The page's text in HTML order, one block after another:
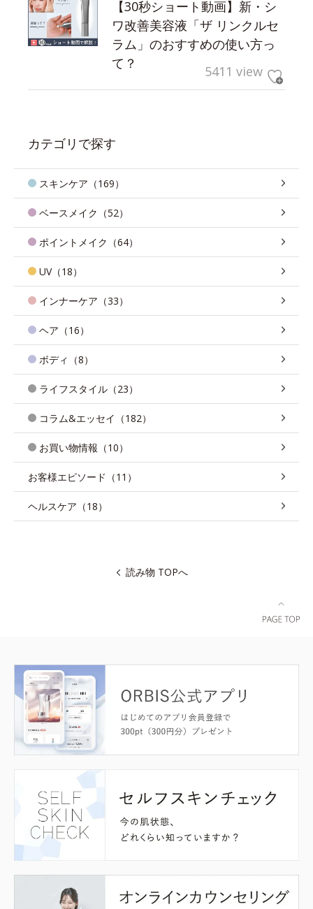
【30秒ショート動画】新・シ
ワ改善美容液「ザ リンクルセ
ラム」のおすすめの使い方っ
て？
5411 view
カテゴリで探す
スキンケア（169）
ベースメイク（52）
ポイントメイク（64）
UV（18）
インナーケア（33）
ヘア（16）
ボディ（8）
ライフスタイル（23）
コラム&エッセイ（182）
お買い物情報（10）
お客様エピソード（11）
ヘルスケア（18）
読み物 TOPへ